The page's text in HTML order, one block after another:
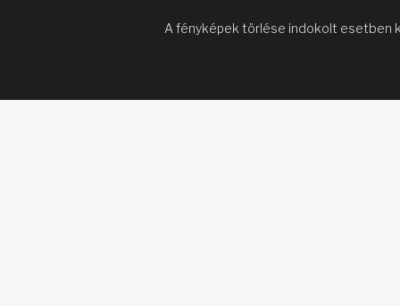
A fényképek törlése indokolt esetben